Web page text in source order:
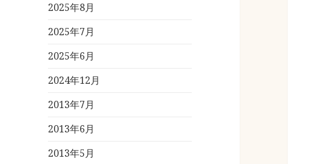
2025年8月
2025年7月
2025年6月
2024年12月
2013年7月
2013年6月
2013年5月